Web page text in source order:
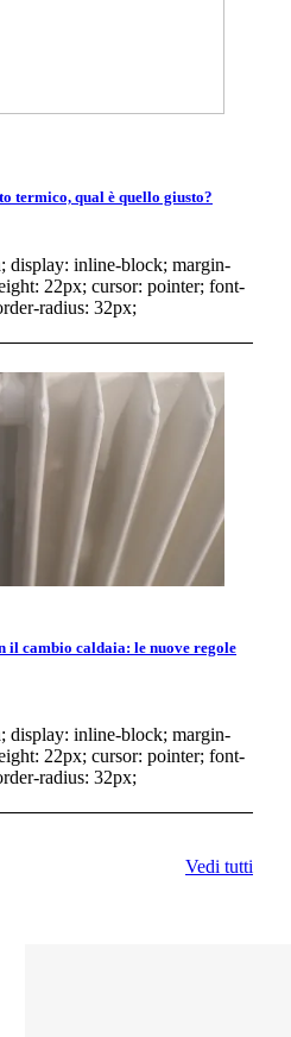
termico, qual è quello giusto?
display: inline-block; margin-
22px; cursor: pointer; font-
radius: 32px;
cambio caldaia: le nuove regole
display: inline-block; margin-
22px; cursor: pointer; font-
radius: 32px;
Vedi tutti